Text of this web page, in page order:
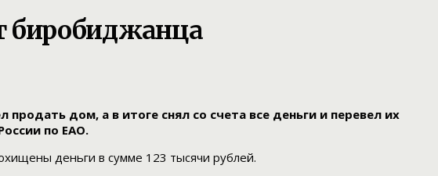
биробиджанца
дом, а в итоге снял со счета все деньги и перевел их
по ЕАО.
деньги в сумме 123 тысячи рублей.